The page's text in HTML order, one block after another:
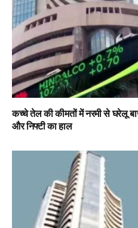
कच्चे तेल की कीमतों में नरमी से घरेलू
और निफ्टी का हाल